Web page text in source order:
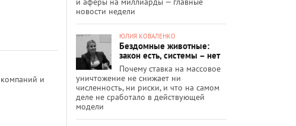
и
новости недели
ЮЛИЯ КОВАЛЕНКО
Бездомные животные:
закон есть, системы – нет
Почему ставка на массовое
уничтожение не снижает ни
численность, ни риски, и что на самом
деле не сработало в действующей
модели